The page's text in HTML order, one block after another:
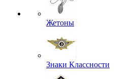
Жетоны
Знаки Классности